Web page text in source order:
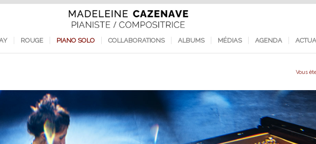
ROUGE PIANO SOLO COLLABORATIONS ALBUMS MÉDIAS AGENDA
Vous